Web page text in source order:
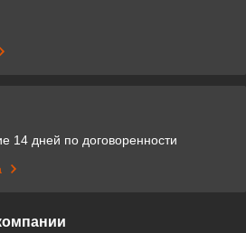
14 дней по договоренности